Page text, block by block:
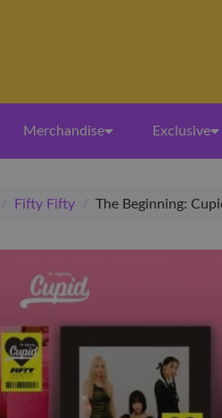
Merchandise Exclusive
/ Fifty Fifty / The Beginning: